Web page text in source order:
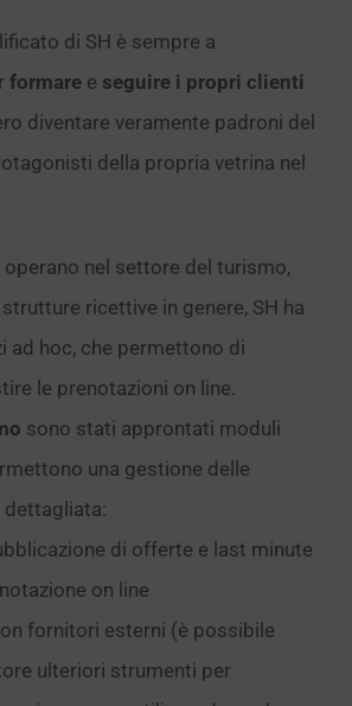
di SH è sempre a
formare e seguire i propri clienti
diventare veramente padroni del
della propria vetrina nel
operano nel settore del turismo,
ricettive in genere, SH ha
ad hoc, che permettono di
le prenotazioni on line.
sono stati approntati moduli
una gestione delle
dettagliata:
di offerte e last minute
on line
fornitori esterni (è possibile
ulteriori strumenti per